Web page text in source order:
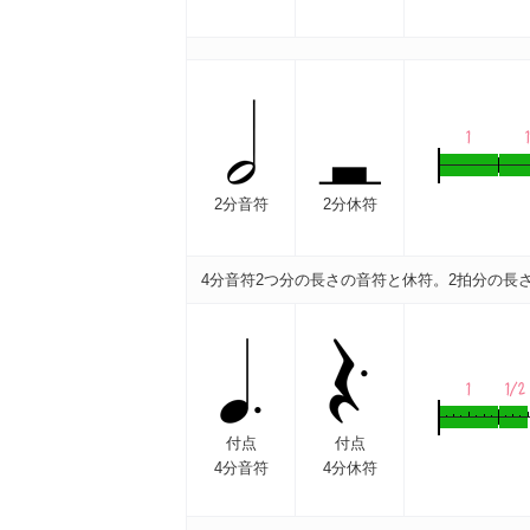
2分音符 2分休符
4分音符2つ分の長さの音符と休符。2拍分の長
付点
4分音符
付点
4分休符